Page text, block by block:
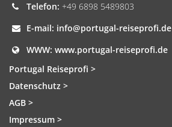
Telefon: +49 6898 5489803
E-mail: info@portugal-reiseprofi.de
WWW: www.portugal-reiseprofi.de
Portugal Reiseprofi >
Datenschutz >
AGB >
Impressum >